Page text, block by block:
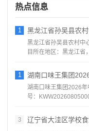
热点信息
1 黑龙江省孙吴县农
黑龙江省孙吴县农村中
目所在地区：黑龙江省
1 湖南口味王集团
湖南口味王集团2026
号：
3 辽宁省大洼区学校